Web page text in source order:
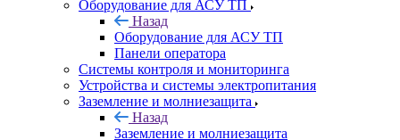
Оборудование для АСУ ТП
Назад
Оборудование для АСУ ТП
Панели оператора
Системы контроля и мониторинга
Устройства и системы электропитания
Заземление и молниезащита
Назад
Заземление и молниезащита